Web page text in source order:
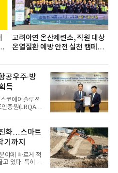
고려아연 온산제련소, 직원 대상
온열질환 예방 안전 실천 캠페인
공우주·방
득
코에어솔루션
증원(LRQA)
인 ‘항공우주·
득했다.포스코
서 김대연 포스
원(LRQA) 한
우주·방산 품질
가졌다고 밝혔
는 국제 품
화…스마트
기까지
야에 빠르게 적
고 있다. 특히 무